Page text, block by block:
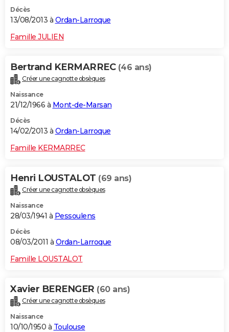
Décès
13/08/2013 à Ordan-Larroque
Famille JULIEN
Bertrand KERMARREC (46 ans)
Créer une cagnotte obsèques
Naissance
21/12/1966 à Mont-de-Marsan
Décès
14/02/2013 à Ordan-Larroque
Famille KERMARREC
Henri LOUSTALOT (69 ans)
Créer une cagnotte obsèques
Naissance
28/03/1941 à Pessoulens
Décès
08/03/2011 à Ordan-Larroque
Famille LOUSTALOT
Xavier BERENGER (60 ans)
Créer une cagnotte obsèques
Naissance
10/10/1950 à Toulouse